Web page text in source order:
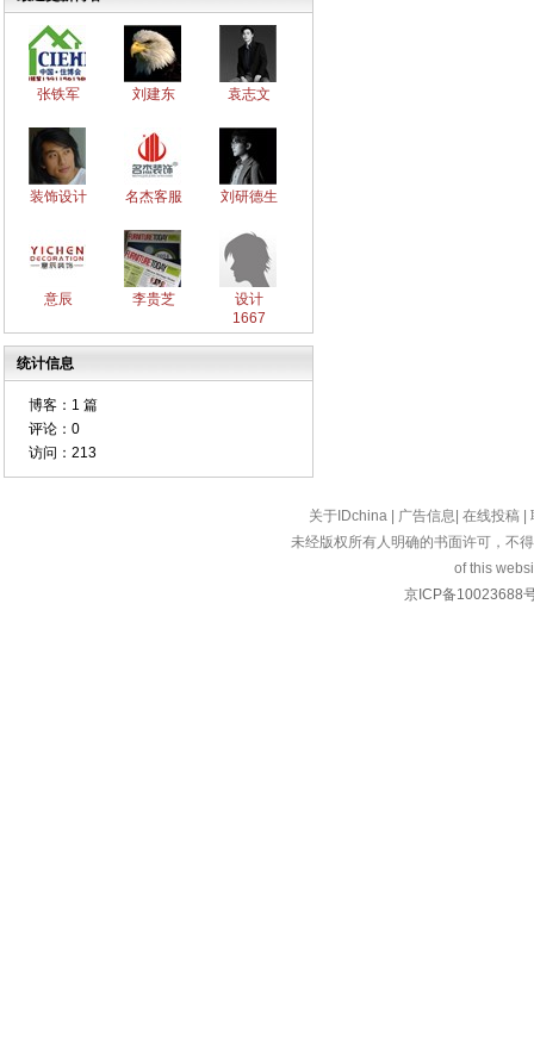
张铁军 刘建东 袁志文
装饰设计 名杰客服 刘研德生
意辰 李贵芝
设计
1667
统计信息
博客： 1 篇
评论： 0
访问： 213
关于IDchina 广告信息 在线投稿
未经版权所有人明确的书面许可，不
of this
京ICP备10023688